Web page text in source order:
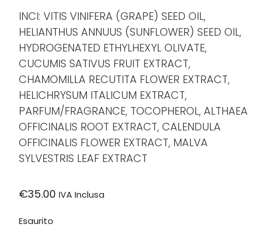
INCI: VITIS VINIFERA (GRAPE) SEED OIL,
HELIANTHUS ANNUUS (SUNFLOWER) SEED OIL,
HYDROGENATED ETHYLHEXYL OLIVATE,
CUCUMIS SATIVUS FRUIT EXTRACT,
CHAMOMILLA RECUTITA FLOWER EXTRACT,
HELICHRYSUM ITALICUM EXTRACT,
PARFUM/FRAGRANCE, TOCOPHEROL, ALTHAEA
OFFICINALIS ROOT EXTRACT, CALENDULA
OFFICINALIS FLOWER EXTRACT, MALVA
SYLVESTRIS LEAF EXTRACT
€35.00 IVA Inclusa
Esaurito